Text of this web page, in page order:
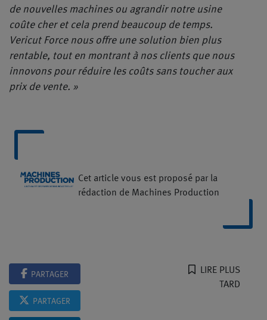
de nouvelles machines ou agrandir notre usine
coûte cher et cela prend beaucoup de temps.
Vericut Force nous offre une solution bien plus
rentable, tout en montrant à nos clients que nous
innovons pour réduire les coûts sans toucher aux
prix de vente. »
Cet article vous est proposé par la
rédaction de Machines Production
PARTAGER
PARTAGER
LIRE PLUS
TARD